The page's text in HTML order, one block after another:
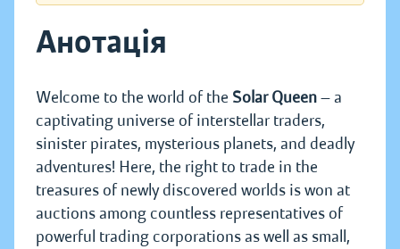
Анотація
Welcome to the world of the Solar Queen— a
captivating universe of interstellar traders,
sinister pirates, mysterious planets, and deadly
adventures! Here, the right to trade in the
treasures of newly discovered worlds is won at
auctions among countless representatives of
powerful trading corporations as well as small,